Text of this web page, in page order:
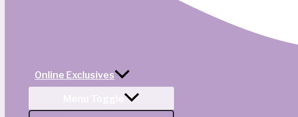
Online Exclusives